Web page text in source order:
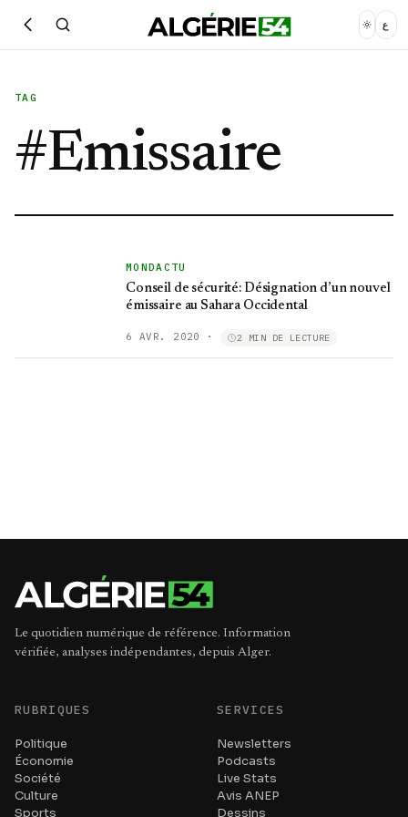
ع
TAG
#Emissaire
MONDACTU
Conseil de sécurité: Désignation d’un nouvel
émissaire au Sahara Occidental
6 AVR. 2020 · 2 MIN DE LECTURE
Le quotidien numérique de référence. Information
vérifiée, analyses indépendantes, depuis Alger.
RUBRIQUES
Politique
Économie
Société
Culture
Sports
SERVICES
Newsletters
Podcasts
Live Stats
Avis ANEP
Dessins